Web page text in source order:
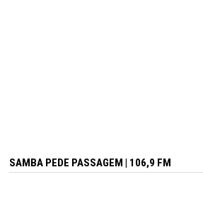
SAMBA PEDE PASSAGEM | 106,9 FM